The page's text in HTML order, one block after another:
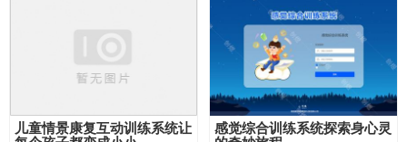
儿童情景康复互动训练系统让
感觉综合训练系统探索身心灵